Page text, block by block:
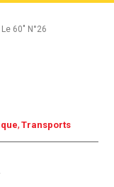
Le 60″ N°26
Transports